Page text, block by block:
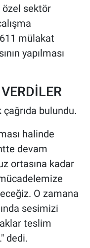
özel sektör
mülakat
yapılması
bulundu.
halinde
devam
ortasına kadar
O zamana
sesimizi
teslim
dedi.